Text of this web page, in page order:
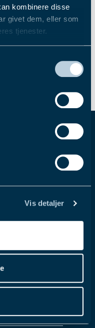
kombinere disse
givet dem, eller som
tjenester.
som du
Vis detaljer
kr. (150.000 til
kr. (25.000 til